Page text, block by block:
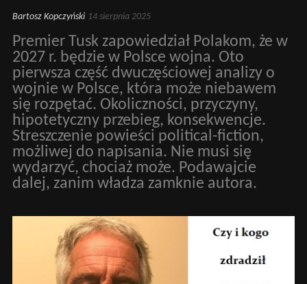
Bartosz Kopczyński 14 sierpnia 2025
Premier Tusk zapowiedział Polakom, że w
2027 r. będzie w Polsce wojna. Oto
pierwsza część dwuczęściowej analizy o
wojnie w Polsce, która może niebawem
się rozpętać. Okoliczności, przyczyny,
hipotetyczny przebieg, konsekwencje.
Streszczenie powieści political-fiction,
możliwej do napisania. Nie musi się
wydarzyć, chociaż może. Podawajcie
dalej, zanim władza zamknie autora.